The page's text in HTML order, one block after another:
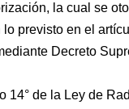
la cual se
previsto en el
Decreto
14° de la Ley de